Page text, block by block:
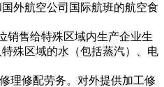
外航空公司国际航班的航空食
售给特殊区域内生产企业生
殊区域的水（包括蒸汽）、电
修配劳务。对外提供加工修